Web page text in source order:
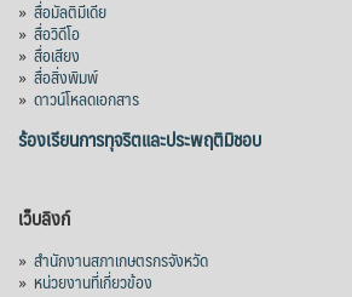
» สื่อมัลติมีเดีย
» สื่อวิดีโอ
» สื่อเสียง
» สื่อสิ่งพิมพ์
» ดาวน์โหลดเอกสาร
ร้องเรียนการทุจริตและประพฤติมิชอบ
เว็บลิงก์
» สำนักงานสภาเกษตรกรจังหวัด
» หน่วยงานที่เกี่ยวข้อง